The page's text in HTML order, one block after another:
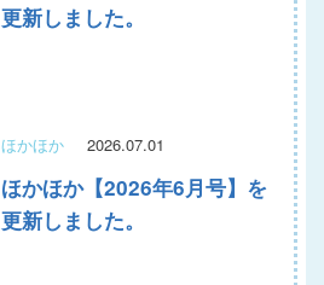
更新しました。
ほかほか 2026.07.01
ほかほか【2026年6月号】を
更新しました。